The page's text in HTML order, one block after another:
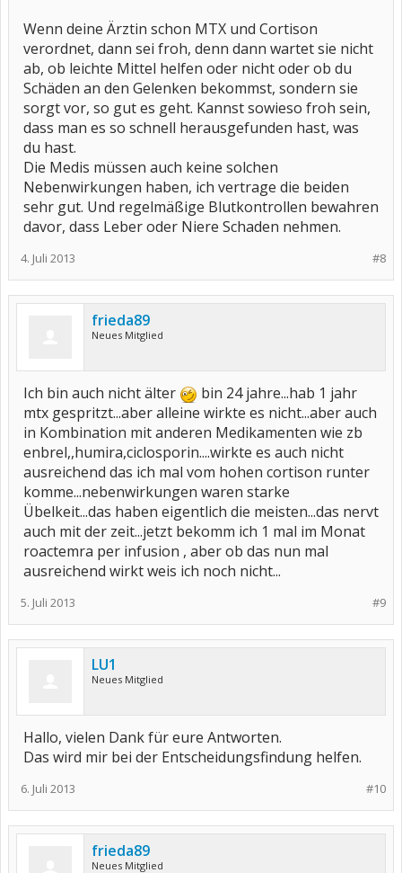
Wenn deine Ärztin schon MTX und Cortison
verordnet, dann sei froh, denn dann wartet sie nicht
ab, ob leichte Mittel helfen oder nicht oder ob du
Schäden an den Gelenken bekommst, sondern sie
sorgt vor, so gut es geht. Kannst sowieso froh sein,
dass man es so schnell herausgefunden hast, was
du hast.
Die Medis müssen auch keine solchen
Nebenwirkungen haben, ich vertrage die beiden
sehr gut. Und regelmäßige Blutkontrollen bewahren
davor, dass Leber oder Niere Schaden nehmen.
#8
4. Juli 2013
frieda89
Neues Mitglied
Ich bin auch nicht älter
bin 24 jahre...hab 1 jahr
mtx gespritzt...aber alleine wirkte es nicht...aber auch
in Kombination mit anderen Medikamenten wie zb
enbrel,,humira,ciclosporin....wirkte es auch nicht
ausreichend das ich mal vom hohen cortison runter
komme...nebenwirkungen waren starke
Übelkeit...das haben eigentlich die meisten...das nervt
auch mit der zeit...jetzt bekomm ich 1 mal im Monat
roactemra per infusion , aber ob das nun mal
ausreichend wirkt weis ich noch nicht...
#9
5. Juli 2013
LU1
Neues Mitglied
Hallo, vielen Dank für eure Antworten.
Das wird mir bei der Entscheidungsfindung helfen.
#10
6. Juli 2013
frieda89
Neues Mitglied